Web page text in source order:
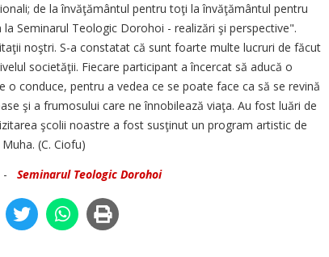
de la învăţământul pentru toţi la învăţământul pentru
Seminarul Teologic Dorohoi - realizări şi perspective".
noştri. S-a constatat că sunt foarte multe lucruri de făcut
societăţii. Fiecare participant a încercat să aducă o
conduce, pentru a vedea ce se poate face ca să se revină
şi a frumosului care ne înnobilează viaţa. Au fost luări de
şcolii noastre a fost susţinut un program artistic de
(C. Ciofu)
- Seminarul Teologic Dorohoi